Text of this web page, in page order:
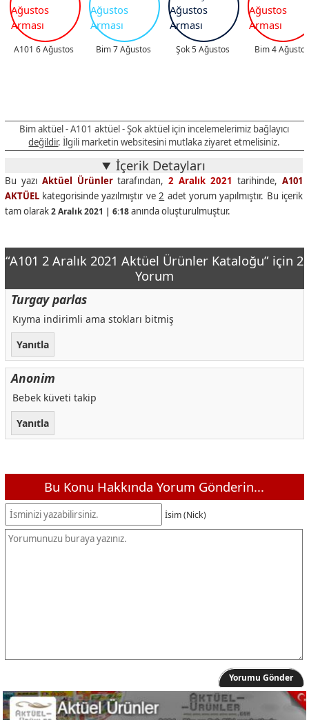
A101 6 Ağustos Bim 7 Ağustos Şok 5 Ağustos Bim 4 Ağustos
Bim aktüel - A101 aktüel - Şok aktüel için incelemelerimiz bağlayıcı
değildir. İlgili marketin websitesini mutlaka ziyaret etmelisiniz.
İçerik Detayları
Bu yazı Aktüel Ürünlertarafından,2 Aralık 2021 tarihinde,A101
AKTÜELkategorisinde yazılmıştır ve2 adet yorum yapılmıştır. Bu içerik
tam olarak2 Aralık 2021 | 6:18anında oluşturulmuştur.
“A101 2 Aralık 2021 Aktüel Ürünler Kataloğu” için 2
Yorum
Turgay parlas
Kıyma indirimli ama stokları bitmiş
Yanıtla
Anonim
Bebek küveti takip
Yanıtla
Bu Konu Hakkında Yorum Gönderin...
İsim (Nick)
Yorumu Gönder